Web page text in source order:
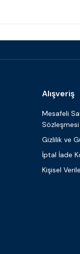
Alışveriş
Mesafeli
Sözleşmesi
Gizlilik ve
İptal İade
Kişisel